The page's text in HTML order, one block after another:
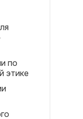
по
этике